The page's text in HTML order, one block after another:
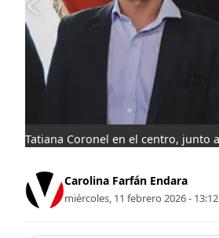
Tatiana Coronel en el centro, junto
Carolina Farfán Endara
miércoles, 11 febrero 2026 - 13:12